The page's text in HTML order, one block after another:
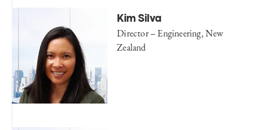
Kim Silva
Director – Engineering​, New
Zealand